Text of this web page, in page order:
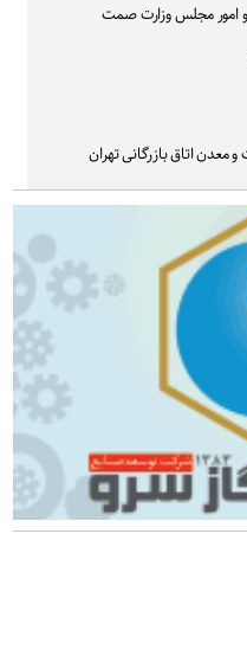
امور مجلس وزارت صمت
اتاق بازرگانی تهران